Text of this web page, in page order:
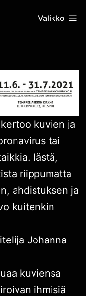
Valikko
kuvien ja
tai
Iästä,
riippumatta
ahdistuksen ja
kuitenkin
Johanna
kuviensa
ihmisiä